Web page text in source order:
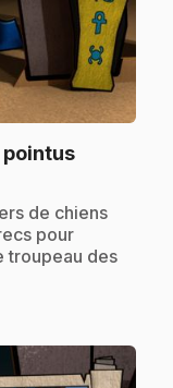
pointus.
de chiens
pour
troupeau des